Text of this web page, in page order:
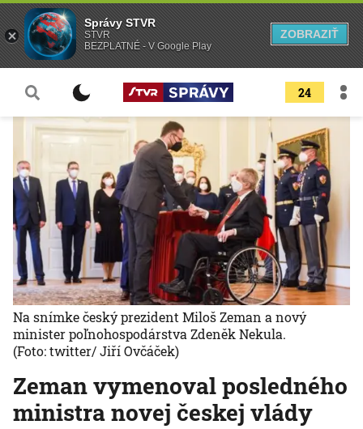
24
Zeman vymenoval posledného
ministra novej českej vlády
Na snímke český prezident Miloš Zeman a nový
minister poľnohospodárstva Zdeněk Nekula.
(Foto: twitter/ Jiří Ovčáček)
Správy STVR
STVR
BEZPLATNÉ - V Google Play
ZOBRAZIŤ